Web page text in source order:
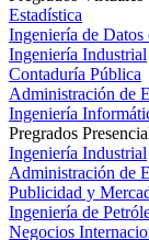
Estadística
Ingeniería de
Ingeniería Industrial
Contaduría Pública
Administración de
Ingeniería
Pregrados
Ingeniería Industrial
Administración de
Publicidad y
Ingeniería de
Negocios